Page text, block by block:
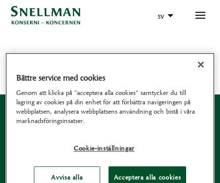
sv
Oy Snellman Ab och fyra affärsenheter:
Bättre service med cookies
Genom att klicka på "acceptera alla cookies" samtycker du till
lagring av cookies på din enhet för att förbättra navigeringen på
webbplatsen, analysera webbplatsens användning och bistå i våra
marknadsföringsinsatser.
Cookie-inställningar
Avvisa alla Acceptera alla cookies